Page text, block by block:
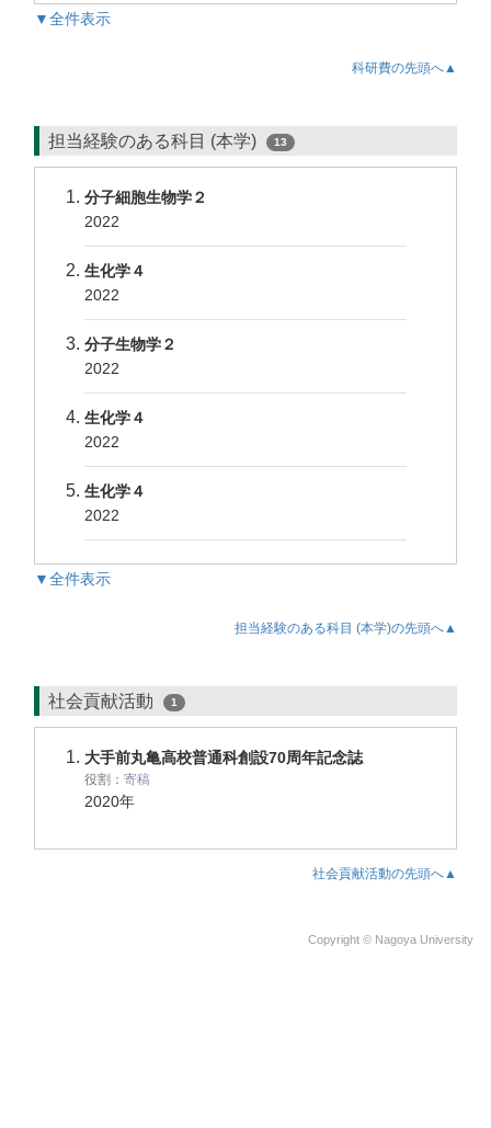
▼全件表示
科研費の先頭へ▲
担当経験のある科目 (本学) 13
分子細胞生物学２
2022
生化学４
2022
分子生物学２
2022
生化学４
2022
生化学４
2022
▼全件表示
担当経験のある科目 (本学)の先頭へ▲
社会貢献活動 1
大手前丸亀高校普通科創設70周年記念誌
役割： 寄稿
2020年
社会貢献活動の先頭へ▲
Copyright © Nagoya University